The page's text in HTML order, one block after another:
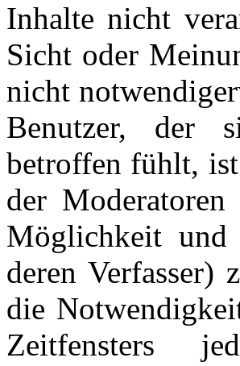
Inhalte nicht
Sicht oder
nicht
Benutzer, der
betroffen fühlt,
der
Möglichkeit
deren
die
Zeitfensters